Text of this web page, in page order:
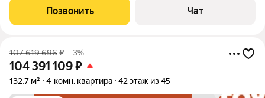
Чистые документы. Квартира без обременений и жильцов(!),
готова к сделке и
Позвонить Чат
107 619 696₽ –3%
104 391 109₽
132,7 м² 4-комн. квартира 42 этаж из 45